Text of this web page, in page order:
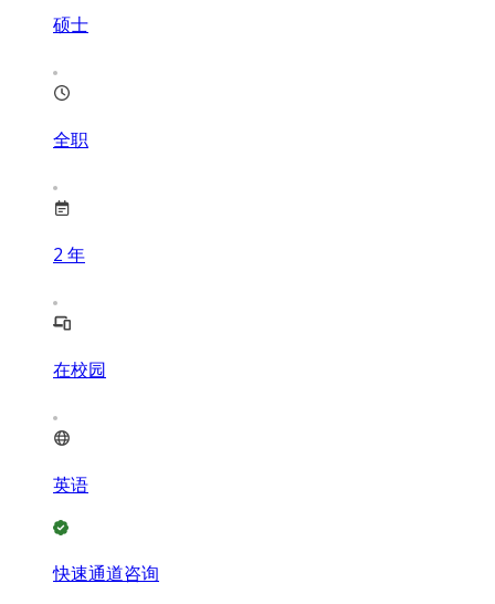
硕士
全职
2 年
在校园
英语
快速通道咨询